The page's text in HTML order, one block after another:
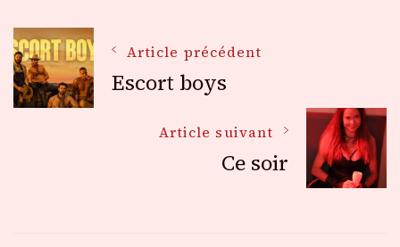
Navigation
des
Article précédent
Escort boys
Article suivant
Ce soir